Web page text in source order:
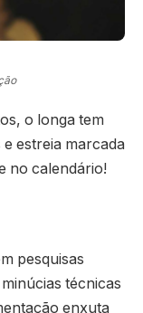
o longa tem
estreia marcada
no calendário!
pesquisas
técnicas
enxuta